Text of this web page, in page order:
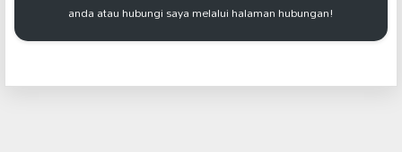
anda atau hubungi saya melalui halaman hubungan!